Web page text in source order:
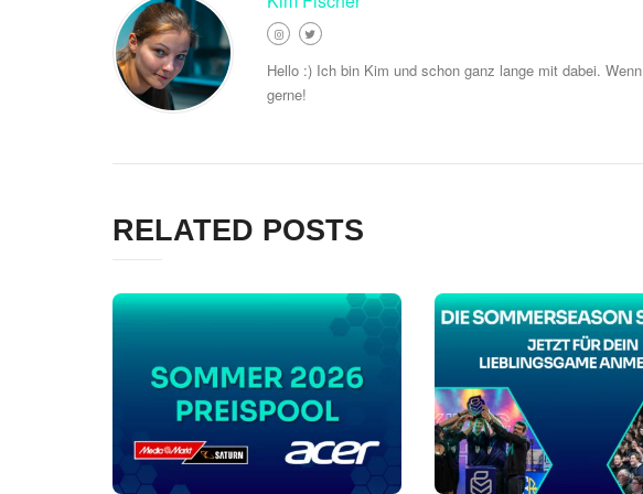
Hello :) Ich bin Kim und schon ganz lange mit dabei.
gerne!
RELATED POSTS